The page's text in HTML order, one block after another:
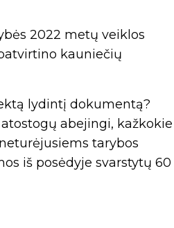
2022 metų veiklos
kauniečių
lydintį dokumentą?
abejingi, kažkokie
tarybos
iš posėdyje svarstytų 60